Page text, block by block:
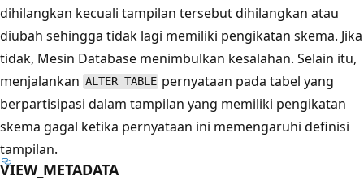
dihilangkan kecuali tampilan tersebut dihilangkan atau
diubah sehingga tidak lagi memiliki pengikatan skema. Jika
tidak, Mesin Database menimbulkan kesalahan. Selain itu,
menjalankan ALTER TABLE pernyataan pada tabel yang
berpartisipasi dalam tampilan yang memiliki pengikatan
skema gagal ketika pernyataan ini memengaruhi definisi
tampilan.
VIEW_METADATA